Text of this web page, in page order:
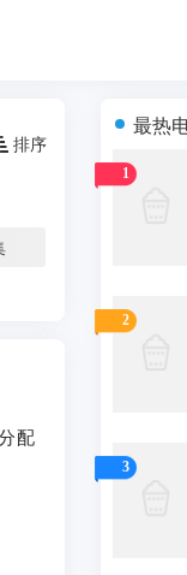
排序
配
最热
1
2
3